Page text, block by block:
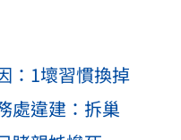
：1壞習慣換掉
處違建：拆巢